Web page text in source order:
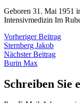
Geboren 31. Mai 1951
Intensivmedizin Im
Vorheriger Beitrag
Sternberg Jakob
Nächster BeitragNächster
Burin Max
Schreiben Sie